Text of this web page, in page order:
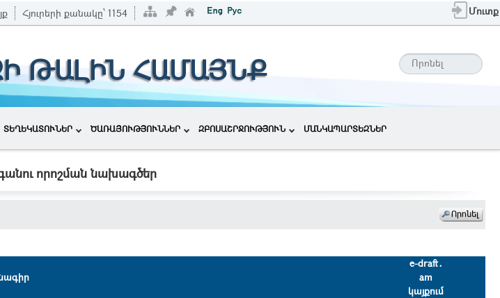
Հյուրերի քանակը՝ 1154 Մուտք
ԹԱԼԻՆ ՀԱՄԱՅՆՔ
ՏԵՂԵԿԱՏՈՒՆԵՐ ԾԱՌԱՅՈՒԹՅՈՒՆՆԵՐ ԶԲՈՍԱՇՐՋՈՒԹՅՈՒՆ ՄԱՆԿԱՊԱՐՏԵԶՆԵՐ
որոշման նախագծեր
e-draft․
am
կայքում